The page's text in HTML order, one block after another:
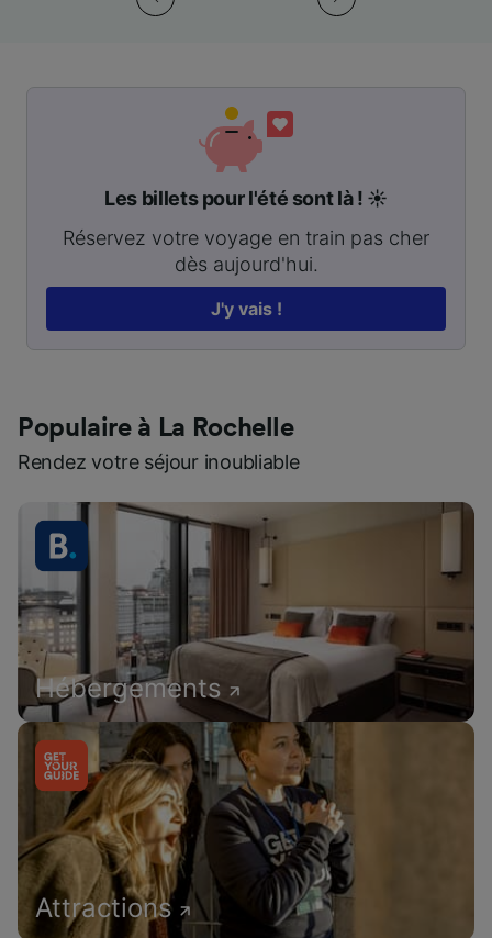
Les billets pour l'été sont là ! ☀️
Réservez votre voyage en train pas cher
dès aujourd'hui.
J'y vais !
Populaire à La Rochelle
Rendez votre séjour inoubliable
Hébergements
Attractions